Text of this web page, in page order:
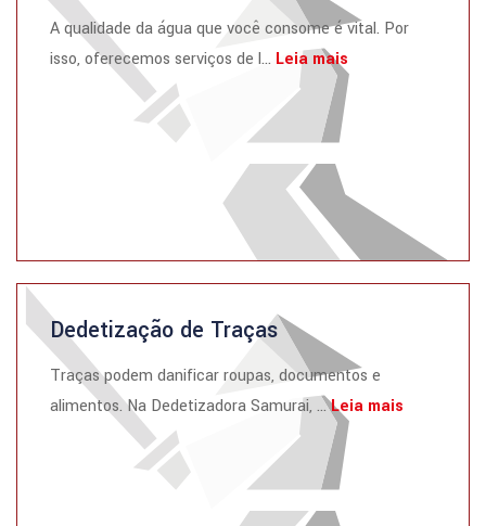
A qualidade da água que você consome é vital. Por
isso, oferecemos serviços de l... Leia mais
Dedetização de Traças
Traças podem danificar roupas, documentos e
alimentos. Na Dedetizadora Samurai, ...Leia mais